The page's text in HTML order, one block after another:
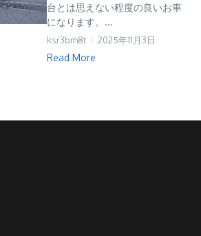
台とは思えない程度の良いお車
になります。...
ksr3bm8t 2025年11月3日
Read More